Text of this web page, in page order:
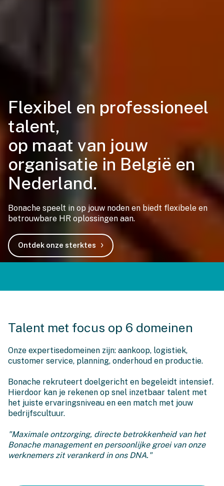
Flexibel en professioneel
talent,
op maat van jouw
organisatie in België en
Nederland.
Bonache speelt in op jouw noden en biedt flexibele en
betrouwbare HR oplossingen aan.
Ontdek onze sterktes
Talent met focus op 6 domeinen
Onze expertisedomeinen zijn: aankoop, logistiek,
customer service, planning, onderhoud en productie.
Bonache rekruteert doelgericht en begeleidt intensief.
Hierdoor kan je rekenen op snel inzetbaar talent met
het juiste ervaringsniveau en een match met jouw
bedrijfscultuur.
"Maximale ontzorging, directe betrokkenheid van het
Bonache management en persoonlijke groei van onze
werknemers zit verankerd in ons DNA."